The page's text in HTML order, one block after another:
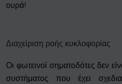
ουρά!
Διαχείριση ροής κυκλοφορίας
Οι φωτεινοί σηματοδότες δεν
συστήματος που έχει